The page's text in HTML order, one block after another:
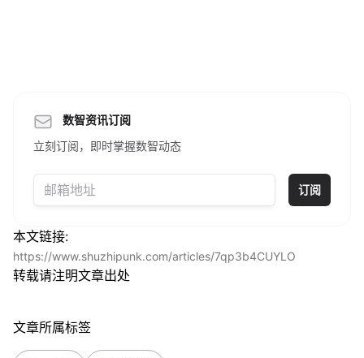
数智资讯订阅
立刻订阅，即时掌握数智动态
订阅
本文链接:
https://www.shuzhipunk.com/articles/7qp3b4CUYLO
转载请注明文章出处
文章所属标签